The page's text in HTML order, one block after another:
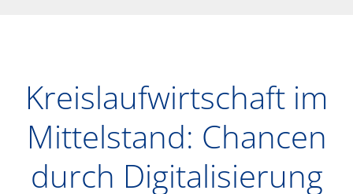
Kreislaufwirtschaft im
Mittelstand: Chancen
durch Digitalisierung